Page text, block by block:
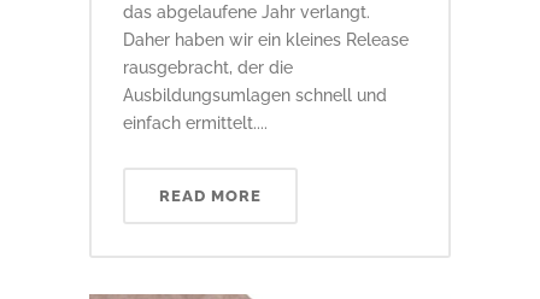
das abgelaufene Jahr verlangt.
Daher haben wir ein kleines Release
rausgebracht, der die
Ausbildungsumlagen schnell und
einfach ermittelt....
READ MORE